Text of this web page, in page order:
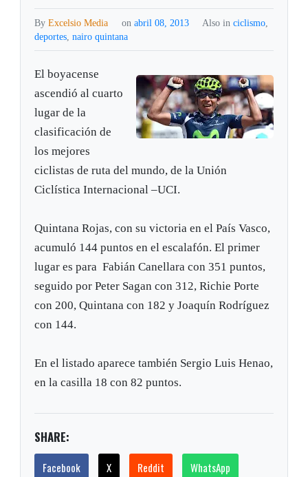
ByExcelsio Media on abril 08, 2013 Also in ciclismo,
deportes,nairo quintana
El boyacense
ascendió al cuarto
lugar de la
clasificación de
los mejores
ciclistas de ruta del mundo, de la Unión
Ciclística Internacional –UCI.
Quintana Rojas, con su victoria en el País Vasco,
acumuló 144 puntos en el escalafón. El primer
lugar es para Fabián Canellara con 351 puntos,
seguido por Peter Sagan con 312, Richie Porte
con 200, Quintana con 182 y Joaquín Rodríguez
con 144.
En el listado aparece también Sergio Luis Henao,
en la casilla 18 con 82 puntos.
SHARE:
Facebook X Reddit WhatsApp